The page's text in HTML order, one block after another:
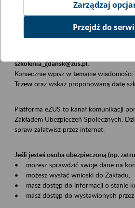
Event description
Szkolenie stacjonarne w siedzibie firmy,
szkolenia_gdansk@zus.pl.
Koniecznie wpisz w temacie wiadomości
Tczew oraz wskaż proponowaną datę
Platforma eZUS to kanał komunikacji
Zakładem Ubezpieczeń Społecznych.
spraw załatwisz przez internet.
Jeśli jesteś osoba ubezpieczoną (np.
• możesz sprawdzić swoje dane na
• możesz wysłać wnioski do Zakładu,
• masz dostęp do informacji o stanie
• masz dostęp do wystawionych przez
Zarządzaj
Przejdź do